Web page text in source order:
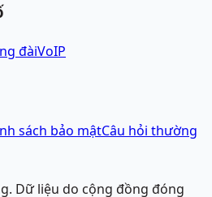
đàiVoIP
sách bảo mậtCâu hỏi thường
Dữ liệu do cộng đồng đóng